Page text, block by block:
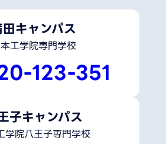
キャンパス
工学院専門学校
123-351
子キャンパス
学院八王子専門学校